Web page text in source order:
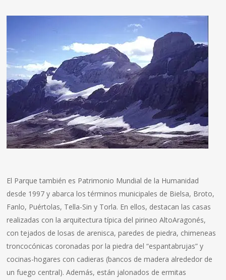
El Parque también es Patrimonio Mundial de la Humanidad
desde 1997 y abarca los términos municipales de Bielsa, Broto,
Fanlo, Puértolas, Tella-Sin y Torla. En ellos, destacan las casas
realizadas con la arquitectura típica del pirineo AltoAragonés,
con tejados de losas de arenisca, paredes de piedra, chimeneas
troncocónicas coronadas por la piedra del “espantabrujas” y
cocinas-hogares con cadieras (bancos de madera alrededor de
un fuego central). Además, están jalonados de ermitas